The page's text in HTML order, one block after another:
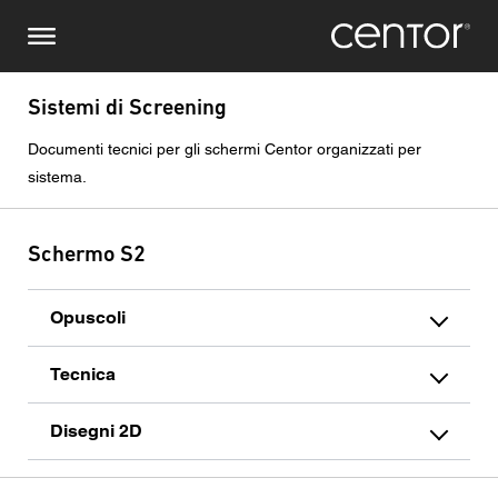
contenuto
principale
Sistemi di Screening
Documenti tecnici per gli schermi Centor organizzati per
sistema.
Schermo S2
Opuscoli
Tecnica
Disegni 2D
Richiesta di informazioni
Nome
Numero di telefono
Codice postale
Nord America